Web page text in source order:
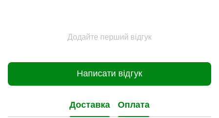
Додайте перший відгук
Написати відгук
Доставка Оплата